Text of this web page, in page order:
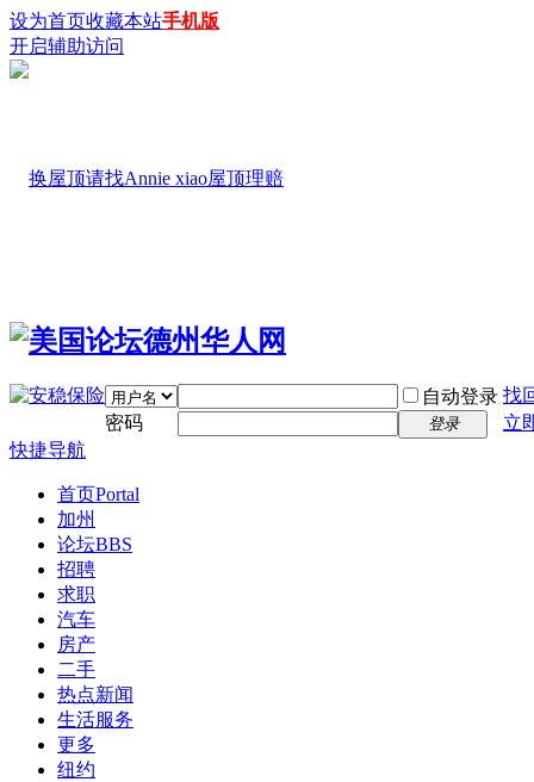
设为首页收藏本站手机版
开启辅助访问
自动登录 找
密码
登录
立
快捷导航
首页Portal
加州
论坛BBS
招聘
求职
汽车
房产
二手
热点新闻
生活服务
更多
纽约